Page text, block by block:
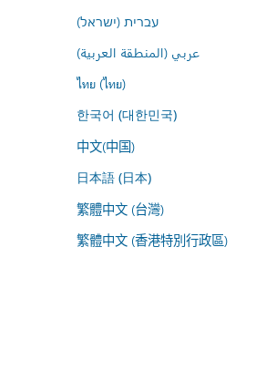
עברית (ישראל)
عربي (المنطقة العربية)
ไทย (ไทย)
한국어 (대한민국)
中文(中国)
日本語 (日本)
繁體中文 (台灣)
繁體中文 (香港特別行政區)